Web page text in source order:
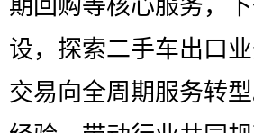
期回购等核心服务，
设，探索二手车出口
交易向全周期服务转